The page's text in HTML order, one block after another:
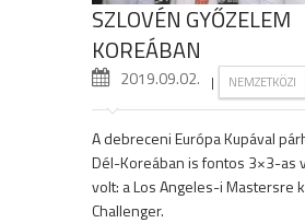
SZLOVÉN GYŐZELEM
KOREÁBAN
2019.09.02. | NEMZETKÖZI
A debreceni Európa Kupával
Dél-Koreában is fontos 3×3-as
volt: a Los Angeles-i Mastersre
Challenger.